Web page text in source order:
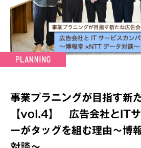
事業プラニングが目指す新
【vol.4】 広告会社とITサ
ーがタッグを組む理由～